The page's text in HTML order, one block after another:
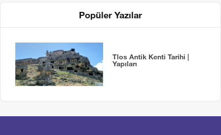
Popüler Yazılar
Tlos Antik Kenti Tarihi |
Yapıları